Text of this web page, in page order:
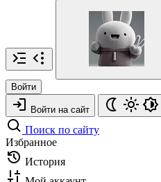
Войти
Войти на сайт
Поиск по сайту
Избранное
История